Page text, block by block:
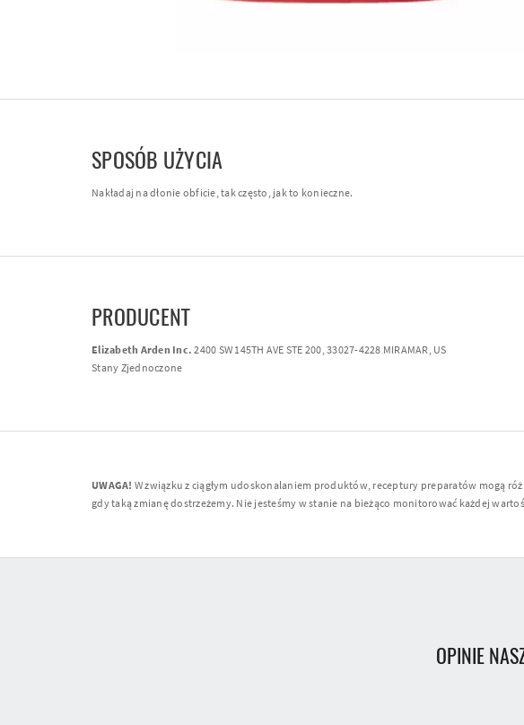
SPOSÓB UŻYCIA
Nakładaj na dłonie obficie, tak często, jak to konieczne.
PRODUCENT
Elizabeth Arden Inc. 2400 SW 145TH AVE STE 200, 33027-4228 MIRAMAR, US
Stany Zjednoczone
UWAGA! W związku z ciągłym udoskonalaniem produktów, receptury preparatów mogą
gdy taką zmianę dostrzeżemy. Nie jesteśmy w stanie na bieżąco monitorować każdej
OPINIE